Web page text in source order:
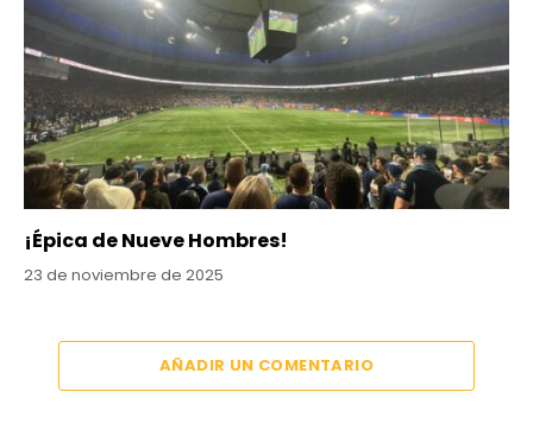
¡Épica de Nueve Hombres!
23 de noviembre de 2025
AÑADIR UN COMENTARIO